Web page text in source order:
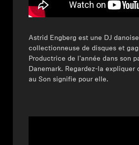
Astrid Engberg est une DJ
collectionneuse de disques et
Productrice de l'année dans son
Danemark. Regardez-la expliquer
au Son signifie pour elle.